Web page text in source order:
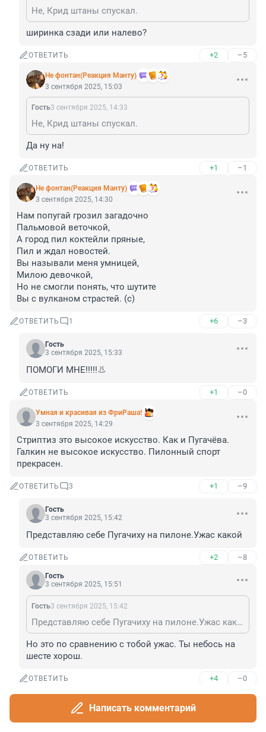
Не, Крид штаны спускал.
ширинка сзади или налево?
ОТВЕТИТЬ +2 –5
Не фонтан(Реакция Манту)
3 сентября 2025, 15:03
Гость3 сентября 2025, 14:33
Не, Крид штаны спускал.
Да ну на!
ОТВЕТИТЬ +1 –1
Не фонтан(Реакция Манту)
3 сентября 2025, 14:30
Нам попугай грозил загадочно
Пальмовой веточкой,
А город пил коктейли пряные,
Пил и ждал новостей.
Вы называли меня умницей,
Милою девочкой,
Но не смогли понять, что шутите
Вы с вулканом страстей. (с)
ОТВЕТИТЬ 1 +6 –3
Гость
3 сентября 2025, 15:33
ПОМОГИ МНЕ!!!!!👃
ОТВЕТИТЬ +1 –0
Умная и красивая из ФриРаша!
3 сентября 2025, 14:29
Стриптиз это высокое искусство. Как и Пугачёва.
Галкин не высокое искусство. Пилонный спорт
прекрасен.
ОТВЕТИТЬ 3 +1 –9
Гость
3 сентября 2025, 15:42
Представляю себе Пугачиху на пилоне.Ужас какой
ОТВЕТИТЬ +2 –8
Гость
3 сентября 2025, 15:51
Гость3 сентября 2025, 15:42
Представляю себе Пугачиху на пилоне.Ужас какой
Но это по сравнению с тобой ужас. Ты небось на
шесте хорош.
ОТВЕТИТЬ +4 –0
3 сентября 2025, 15:53Написать комментарий